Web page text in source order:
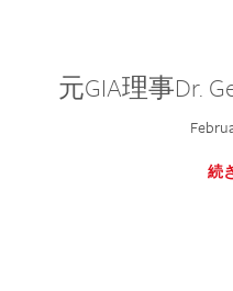
元GIA理事Dr.
続